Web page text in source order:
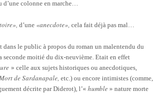
colonne en marche…
toire», d’une «anecdote», cela fait déjà pas mal…
le public à propos du roman un malentendu du
seconde moitié du dix‑neuvième. Etait en effet
» celle aux sujets historiques ou anecdotiques,
de Sardanapale, etc.) ou encore intimistes (comme,
décrite par Diderot), l’« humble » nature morte